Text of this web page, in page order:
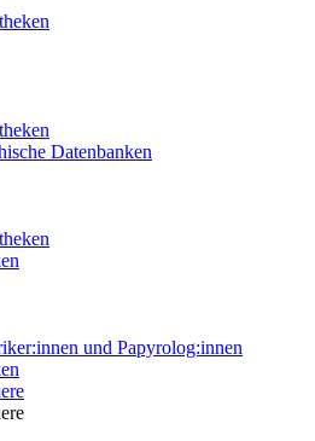
Datenbanken
und Papyrolog:innen